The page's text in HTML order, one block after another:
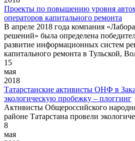
Проекты по повышению уровня
операторов капитального ремонта
В апреле 2018 года компания
решений» была определена
развитие информационных систем
капитального ремонта в Тульской,
15
мая
2018
Татарстанские активисты ОНФ в
экологическую пробежку – плоггинг
Активисты Общероссийского
районе Татарстана провели
8
мая